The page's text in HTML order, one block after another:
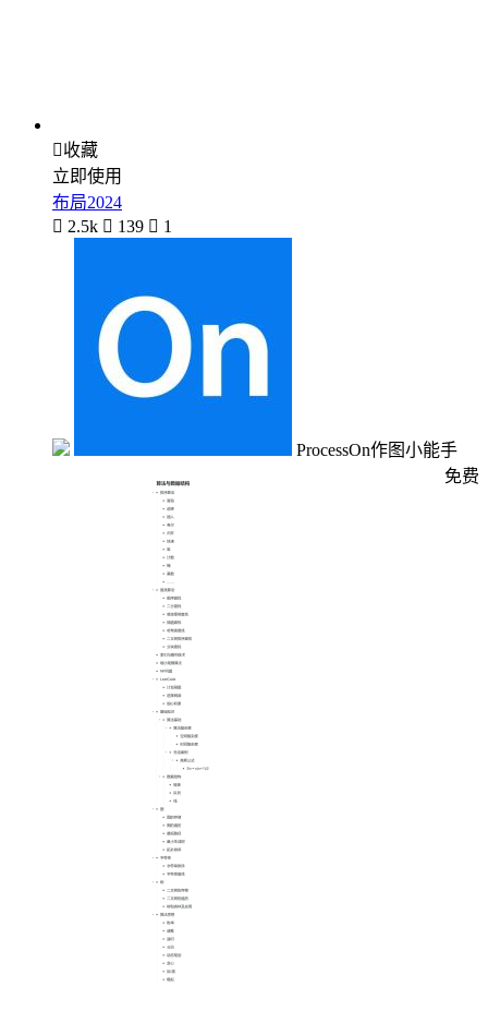
收藏
立即使用
布局2024
 2.5k  139  1
ProcessOn作图小能手
免费